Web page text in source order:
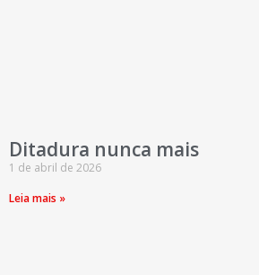
Ditadura nunca mais
1 de abril de 2026
Leia mais »